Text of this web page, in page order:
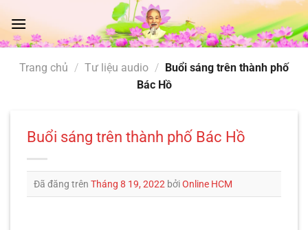
đến
nội
Trang chủ / Tư liệu audio / Buổi sáng trên thành phố
Bác Hồ
Buổi sáng trên thành phố Bác Hồ
Đã đăng trên Tháng 8 19, 2022 bởiOnline HCM